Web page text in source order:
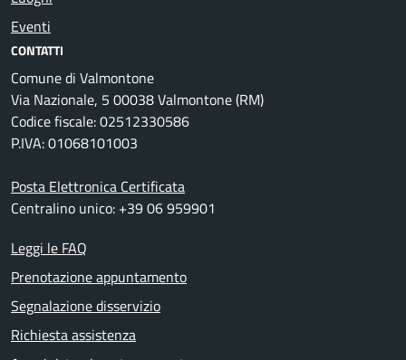
Eventi
CONTATTI
Comune di Valmontone
Via Nazionale, 5 00038 Valmontone (RM)
Codice fiscale: 02512330586
P.IVA: 01068101003
Posta Elettronica Certificata
Centralino unico: +39 06 959901
Leggi le FAQ
Prenotazione appuntamento
Segnalazione disservizio
Richiesta assistenza